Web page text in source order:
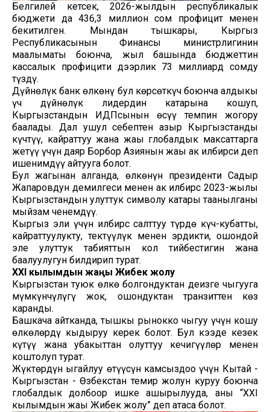
Белгилей кетсек, 2026-жылдын республикалык
бюджети да 436,3 миллион сом профицит менен
бекитилген. Мындан тышкары, Кыргыз
Республикасынын Финансы министрлигинин
маалыматы боюнча, жыл башында бюджеттин
кассалык профицити дээрлик 73 миллиард сомду
түздү.
Дүйнөлүк банк өлкөнү бул көрсөткүч боюнча алдыңкы
үч дүйнөлүк лидердин катарына кошуп,
Кыргызстандын ИДПсынын өсүү темпин жогору
баалады. Дал ушул себептен азыр Кыргызстанды
күчтүү, кайраттуу жана жаңы глобалдык максаттарга
жетүү үчүн даяр Борбор Азиянын жаңы ак илбирси деп
ишенимдүү айтууга болот.
Бул жагынан алганда, өлкөнүн президенти Садыр
Жапаровдун демилгеси менен ак илбирс 2023-жылы
Кыргызстандын улуттук символу катары таанылганы
мыйзам ченемдүү.
Кыргыз эли үчүн илбирс салттуу түрдө күч-кубатты,
кайраттуулукту, тектүүлүк менен эрдикти, ошондой
эле улуттук табияттын кол тийбестигин жана
баалуулугун билдирип турат.
XXI кылымдын жаңы Жибек жолу
Кыргызстан туюк өлкө болгондуктан деңизге чыгууга
мүмкүнчүлүгү жок, ошондуктан транзиттен көз
каранды.
Башкача айтканда, тышкы рынокко чыгуу үчүн коңшу
өлкөлөрдү кыдыруу керек болот. Бул кээде кезек
күтүү жана убакыттан олуттуу кечигүүлөр менен
коштолуп турат.
Жүктөрдүн ыңгайлуу өтүүсүн камсыздоо үчүн Кытай -
Кыргызстан - Өзбекстан темир жолун куруу боюнча
глобалдык долбоор ишке ашырылууда, аны “XXI
кылымдын жаңы Жибек жолу” деп атаса болот.